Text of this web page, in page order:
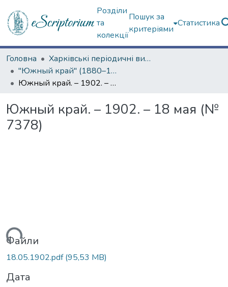
Розділи
та
колекції
Пошук за
критеріями
Статистика
Головна
Харківські періодичні видання
"Южный край" (1880–1919 гг.)
Южный край. – 1902. – 18 мая (№ 7378)
Южный край. – 1902. – 18 мая (№
7378)
Файли
18.05.1902.pdf(95,53 MB)
Дата